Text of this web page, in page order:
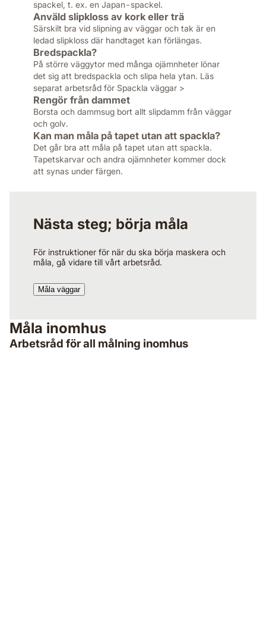
spackel, t. ex. en Japan-spackel.
Anväld slipkloss av kork eller trä
Särskilt bra vid slipning av väggar och tak är en
ledad slipkloss där handtaget kan förlängas.
Bredspackla?
På större väggytor med många ojämnheter lönar
det sig att bredspackla och slipa hela ytan. Läs
separat arbetsråd för Spackla väggar >
Rengör från dammet
Borsta och dammsug bort allt slipdamm från väggar
och golv.
Kan man måla på tapet utan att spackla?
Det går bra att måla på tapet utan att spackla.
Tapetskarvar och andra ojämnheter kommer dock
att synas under färgen.
Nästa steg; börja måla
För instruktioner för när du ska börja maskera och
måla, gå vidare till vårt arbetsråd.
Måla väggar
Måla inomhus
Arbetsråd för all målning inomhus